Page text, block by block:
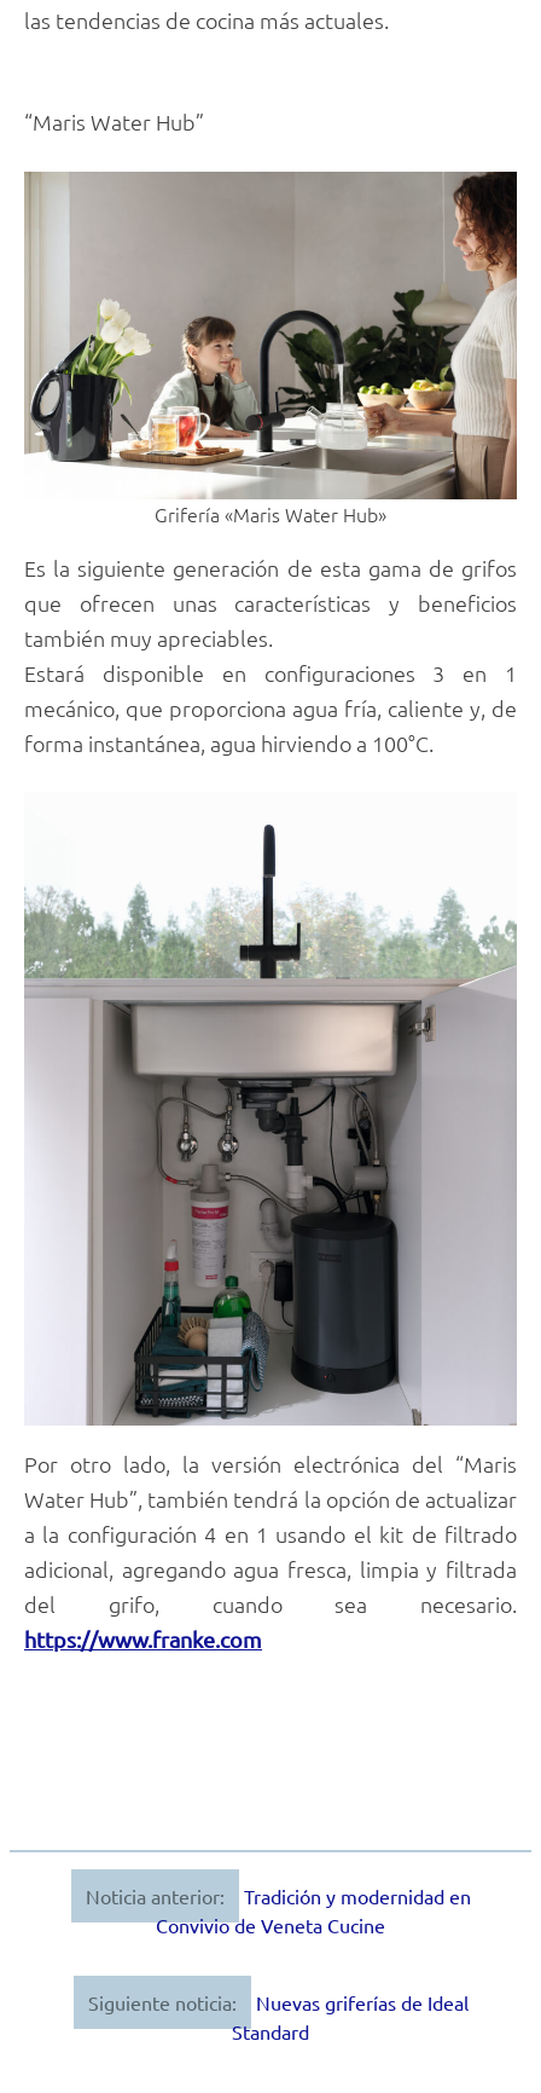
las tendencias de cocina más actuales.
“Maris Water Hub”
Grifería «Maris Water Hub»
Es la siguiente generación de esta gama de grifos
que ofrecen unas características y beneficios
también muy apreciables.
Estará disponible en configuraciones 3 en 1
mecánico, que proporciona agua fría, caliente y, de
forma instantánea, agua hirviendo a 100°C.
Por otro lado, la versión electrónica del “Maris
Water Hub”, también tendrá la opción de actualizar
a la configuración 4 en 1 usando el kit de filtrado
adicional, agregando agua fresca, limpia y filtrada
del grifo, cuando sea necesario.
https://www.franke.com
Navegación
entradas
Noticia anterior:
Tradición y modernidad en
Convivio de Veneta Cucine
Siguiente noticia:
Nuevas griferías de Ideal
Standard